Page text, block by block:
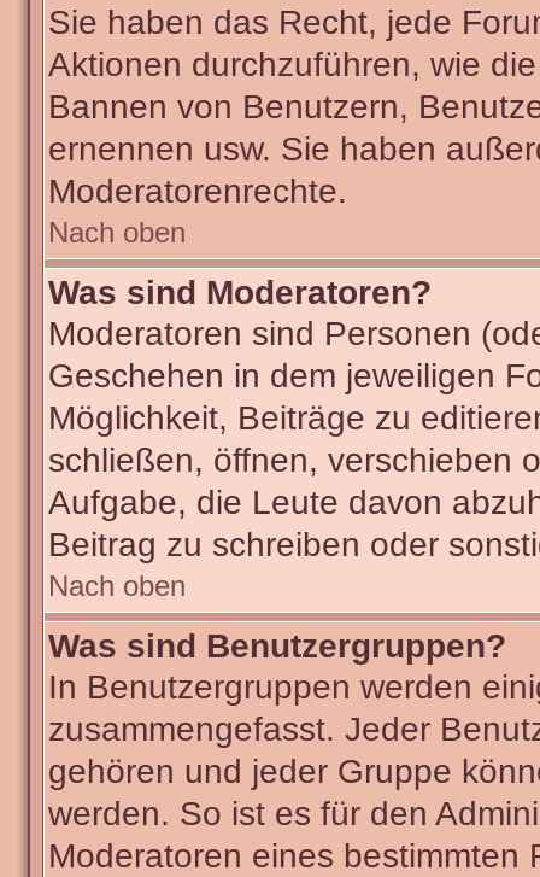
Sie haben das Recht, jede
Aktionen durchzuführen, wie
Bannen von Benutzern,
ernennen usw. Sie haben
Moderatorenrechte.
Nach oben
Was sind Moderatoren?
Moderatoren sind Personen
Geschehen in dem jeweiligen
Möglichkeit, Beiträge zu
schließen, öffnen, verschieben
Aufgabe, die Leute davon
Beitrag zu schreiben oder
Nach oben
Was sind Benutzergruppen?
In Benutzergruppen werden
zusammengefasst. Jeder
gehören und jeder Gruppe
werden. So ist es für den
Moderatoren eines bestimmten